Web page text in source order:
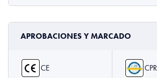
APROBACIONES Y MARCADO
CE CPR